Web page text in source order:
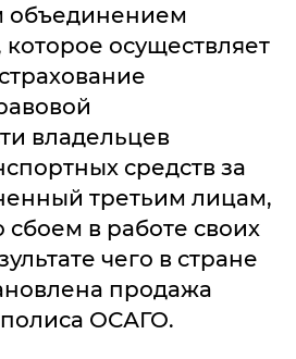
объединением
осуществляет
владельцев
средств за
третьим лицам,
сбоем в работе своих
чего в стране
продажа
ОСАГО.